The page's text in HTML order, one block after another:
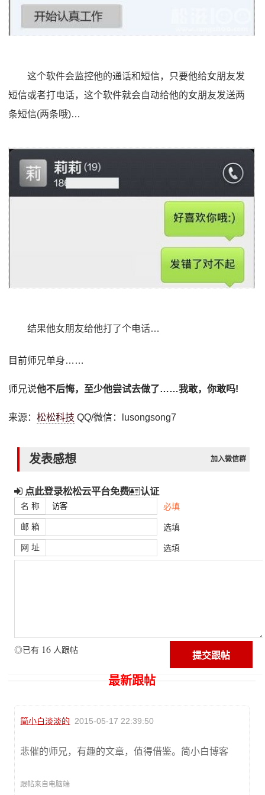
这个软件会监控他的通话和短信，只要他给女朋友发
短信或者打电话，这个软件就会自动给他的女朋友发送两
条短信(两条哦)…
结果他女朋友给他打了个电话…
目前师兄单身……
师兄说他不后悔，至少他尝试去做了……我敢，你敢吗!
来源：松松科技 QQ/微信：lusongsong7
发表感想 加入微信群
点此登录松松云平台免费 认证
名 称 必填
邮 箱 选填
网 址 选填
◎已有 16 人跟帖
最新跟帖
简小白淡淡的 2015-05-17 22:39:50
悲催的师兄，有趣的文章，值得借鉴。简小白博客
跟帖来自电脑端